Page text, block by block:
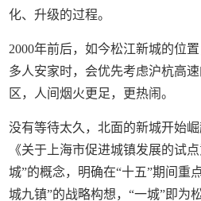
化、升级的过程。
2000年前后，如今松江新城的位
多人安家时，会优先考虑沪杭高
区，人间烟火更足，更热闹。
没有等待太久，北面的新城开始
《关于上海市促进城镇发展的试
城”的概念，明确在“十五”期间重
城九镇”的战略构想，“一城”即为